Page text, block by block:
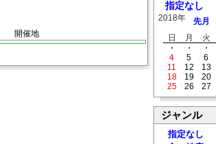
開催地
指定なし
2018年 先月
日
月 火
・
・ ・
4
5 6
11
12 13
18
19 20
25
26 27
ジャンル
指定なし